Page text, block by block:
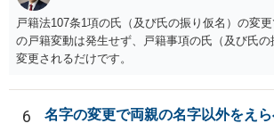
称名を使用して、その後にいわゆる永年使用を理
を選択すれば、比較的緩やかに認められます。
本件では、(1)子の氏の変更許可（民法791条1項）
項の氏の変更許可の2種類が考えられます。 (1)
父の氏を称したいというケースが多い）。法律
戸籍法107条1項の氏（及び氏の振り仮名）の変
の戸籍変動は発生せず、戸籍事項の氏（及び氏
変更されるだけです。
6 名字の変更で両親の名字以外をえ